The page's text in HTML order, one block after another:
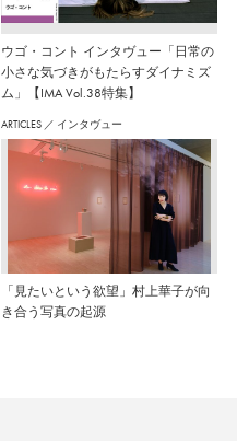
ウゴ・コント インタヴュー「日常の
小さな気づきがもたらすダイナミズ
ム」【IMA Vol.38特集】
ARTICLES ／ インタヴュー
「見たいという欲望」村上華子が向
き合う写真の起源